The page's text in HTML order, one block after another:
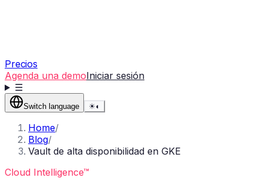
Precios
Agenda una demoIniciar sesión
☰
Switch language ☀◐
Home/
Blog/
Vault de alta disponibilidad en GKE
Cloud Intelligence™